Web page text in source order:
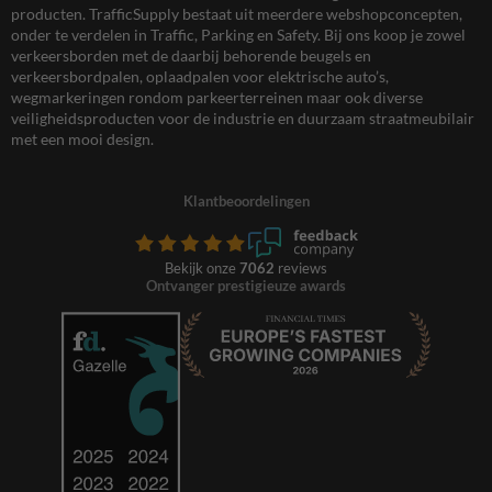
producten. TrafficSupply bestaat uit meerdere webshopconcepten,
onder te verdelen in Traffic, Parking en Safety. Bij ons koop je zowel
verkeersborden met de daarbij behorende beugels en
verkeersbordpalen, oplaadpalen voor elektrische auto’s,
wegmarkeringen rondom parkeerterreinen maar ook diverse
veiligheidsproducten voor de industrie en duurzaam straatmeubilair
met een mooi design.
Klantbeoordelingen
Bekijk onze 7062 reviews
Ontvanger prestigieuze awards